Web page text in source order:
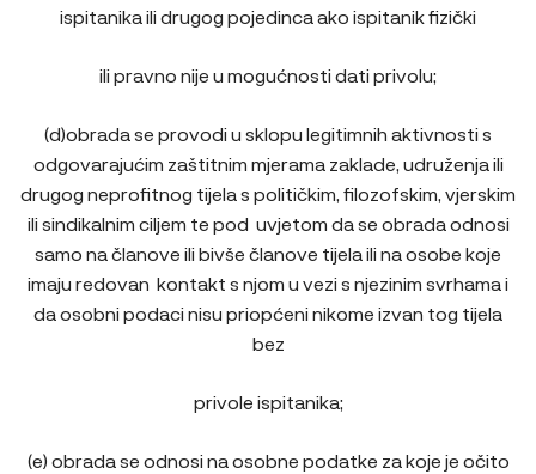
ispitanika ili drugog pojedinca ako ispitanik fizički
ili pravno nije u mogućnosti dati privolu;
(d)obrada se provodi u sklopu legitimnih aktivnosti s
odgovarajućim zaštitnim mjerama zaklade, udruženja ili
drugog neprofitnog tijela s političkim, filozofskim, vjerskim
ili sindikalnim ciljem te pod uvjetom da se obrada odnosi
samo na članove ili bivše članove tijela ili na osobe koje
imaju redovan kontakt s njom u vezi s njezinim svrhama i
da osobni podaci nisu priopćeni nikome izvan tog tijela
bez
privole ispitanika;
(e) obrada se odnosi na osobne podatke za koje je očito